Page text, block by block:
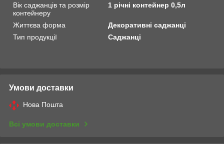
Вік саджанців та розмір
контейнеру
1 річні контейнер 0,5л
Життєва форма
Декоративні саджанці
Тип продукції
Саджанці
Умови доставки
Нова Пошта
Всі умови доставки